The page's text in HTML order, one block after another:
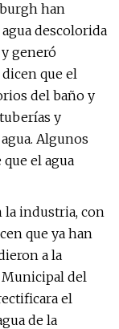
han
descolorida
generó
que el
del baño y
y
Algunos
el agua
la industria, con
que ya han
a la
Municipal del
el
de la